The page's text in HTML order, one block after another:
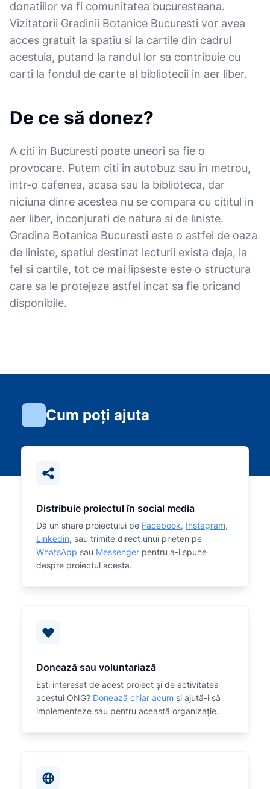
donatiilor va fi comunitatea bucuresteana.
Vizitatorii Gradinii Botanice Bucuresti vor avea
acces gratuit la spatiu si la cartile din cadrul
acestuia, putand la randul lor sa contribuie cu
carti la fondul de carte al bibliotecii in aer liber.
De ce să donez?
A citi in Bucuresti poate uneori sa fie o
provocare. Putem citi in autobuz sau in metrou,
intr-o cafenea, acasa sau la biblioteca, dar
niciuna dinre acestea nu se compara cu cititul in
aer liber, inconjurati de natura si de liniste.
Gradina Botanica Bucuresti este o astfel de oaza
de liniste, spatiul destinat lecturii exista deja, la
fel si cartile, tot ce mai lipseste este o structura
care sa le protejeze astfel incat sa fie oricand
disponibile.
Cum poți ajuta
Distribuie proiectul în social media
Dă un share proiectului pe Facebook, Instagram,
Linkedin, sau trimite direct unui prieten pe
WhatsApp sau Messenger pentru a-i spune
despre proiectul acesta.
Donează sau voluntariază
Eşti interesat de acest proiect și de activitatea
acestui ONG? Donează chiar acum și ajută-i să
implementeze sau pentru această organizaţie.